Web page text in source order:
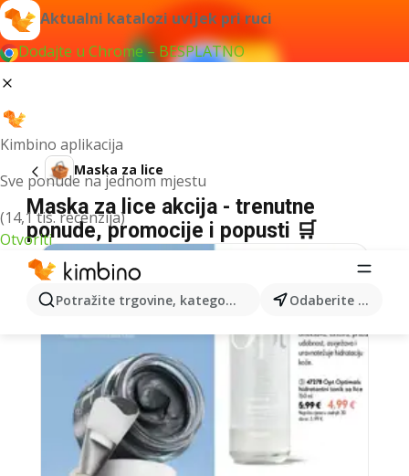
Aktualni katalozi uvijek pri ruci
Dodajte u Chrome – BESPLATNO
Kimbino aplikacija
Sve ponude na jednom mjestu
(14,1 tis. recenzija)
Otvoriti
Potražite trgovine, kategorije, proizvode... Odaberite grad
Maska za lice
Maska za lice akcija - trenutne
ponude, promocije i popusti 🛒